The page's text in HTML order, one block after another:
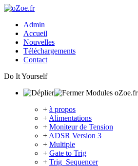
Admin
Accueil
Nouvelles
Téléchargements
Contact
Do It Yourself
Modules oZoe.fr
+ à propos
+ Alimentations
+ Moniteur de Tension
+ ADSR Version 3
+ Multiple
+ Gate to Trig
+ Trig_Sequencer